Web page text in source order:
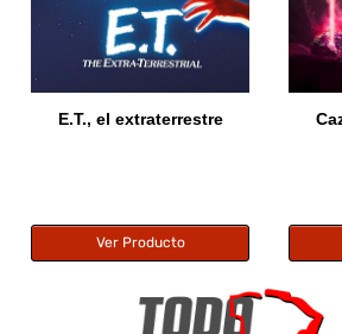
E.T., el extraterrestre
Ver Producto